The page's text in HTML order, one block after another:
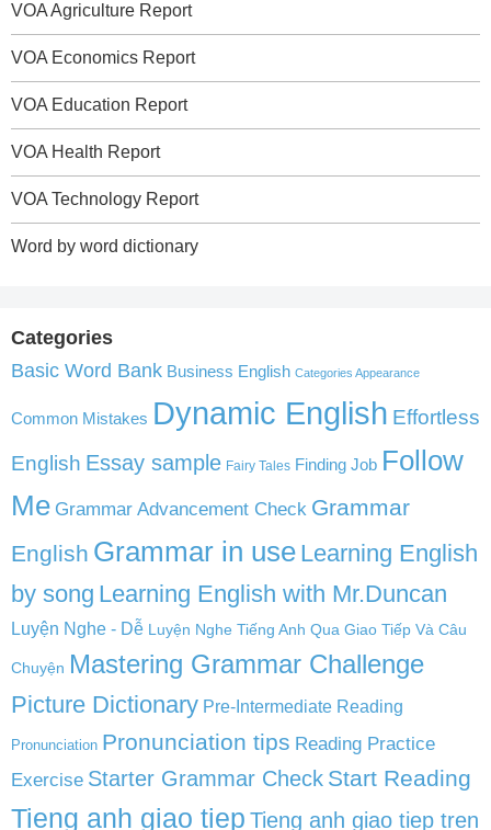
VOA Agriculture Report
VOA Economics Report
VOA Education Report
VOA Health Report
VOA Technology Report
Word by word dictionary
Categories
Basic Word Bank Business English Categories Appearance
Common Mistakes Dynamic English Effortless
English Essay sample Fairy Tales Finding Job Follow
Me Grammar Advancement Check Grammar
English Grammar in use Learning English
by song Learning English with Mr.Duncan
Luyện Nghe - Dễ Luyện Nghe Tiếng Anh Qua Giao Tiếp Và Câu
Chuyện Mastering Grammar Challenge
Picture Dictionary Pre-Intermediate Reading
Pronunciation Pronunciation tips Reading Practice
Exercise Starter Grammar Check Start Reading
Tieng anh giao tiep Tieng anh giao tiep tren